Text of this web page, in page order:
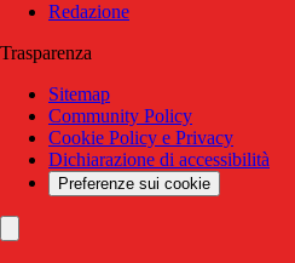
Redazione
Trasparenza
Sitemap
Community Policy
Cookie Policy e Privacy
Dichiarazione di accessibilità
Preferenze sui cookie